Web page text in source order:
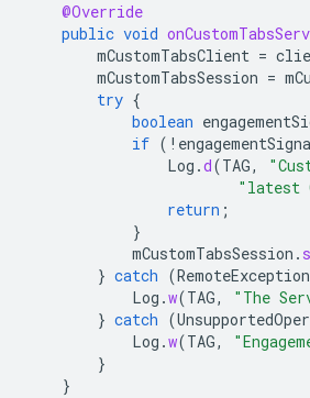
@Override
public void
mCustomTabsClient =
mCustomTabsSession =
try {
boolean
if ( !
Log .d(TAG,
"latest
return ;
}
mCustomTabsSession .
} catch (RemoteException
Log .w(TAG,
"The
} catch (
Log .w(TAG,
}
}